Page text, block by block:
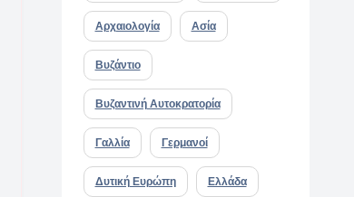
Αρχαιολογία Ασία
Βυζάντιο
Βυζαντινή Αυτοκρατορία
Γαλλία Γερμανοί
Δυτική Ευρώπη Ελλάδα